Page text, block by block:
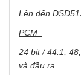
Lên đến
PCM
24 bit / 44.1,
và đầu ra